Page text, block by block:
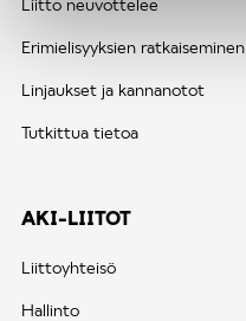
Liitto neuvottelee
Erimielisyyksien ratkaiseminen
Linjaukset ja kannanotot
Tutkittua tietoa
AKI-LIITOT
Liittoyhteisö
Hallinto